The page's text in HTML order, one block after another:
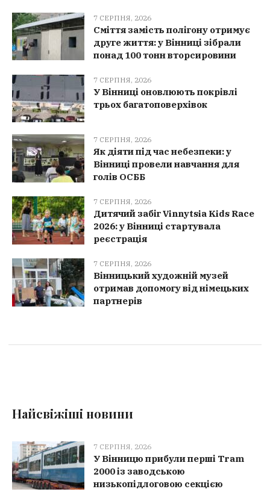
7 СЕРПНЯ, 2026
Сміття замість полігону отримує
друге життя: у Вінниці зібрали
понад 100 тонн вторсировини
7 СЕРПНЯ, 2026
У Вінниці оновлюють покрівлі
трьох багатоповерхівок
7 СЕРПНЯ, 2026
Як діяти під час небезпеки: у
Вінниці провели навчання для
голів ОСББ
7 СЕРПНЯ, 2026
Дитячий забіг Vinnytsia Kids Race
2026: у Вінниці стартувала
реєстрація
7 СЕРПНЯ, 2026
Вінницький художній музей
отримав допомогу від німецьких
партнерів
Найсвіжіші новини
7 СЕРПНЯ, 2026
У Вінницю прибули перші Tram
2000 із заводською
низькопідлоговою секцією